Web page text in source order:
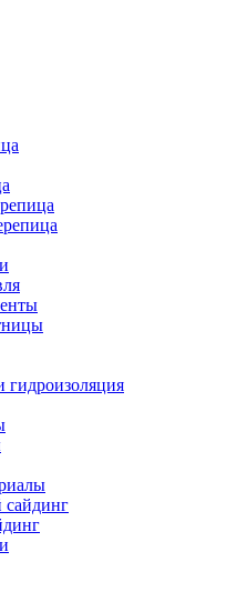
гидроизоляция
сайдинг